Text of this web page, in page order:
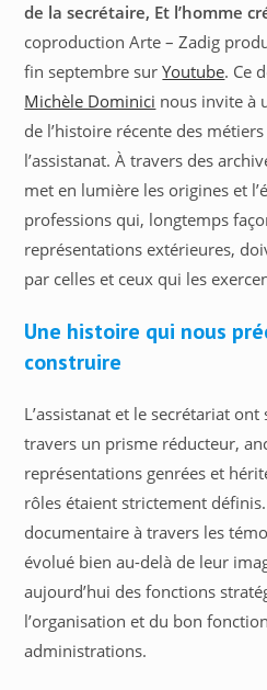
de la secrétaire, Et l’homme
coproduction Arte – Zadig
fin septembre surYoutube. Ce
Michèle Dominici nous invite à
de l’histoire récente des
l’assistanat. À travers des
met en lumière les origines et
professions qui, longtemps
représentations extérieures,
par celles et ceux qui les
Une histoire qui nous
construire
L’assistanat et le secrétariat
travers un prisme réducteur,
représentations genrées et
rôles étaient strictement
documentaire à travers les
évolué bien au-delà de leur
aujourd’hui des fonctions
l’organisation et du bon
administrations.